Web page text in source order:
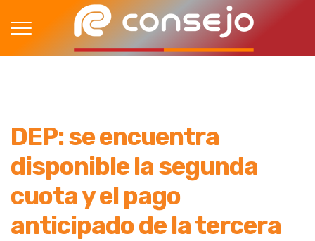
DEP: se encuentra
disponible la segunda
cuota y el pago
anticipado de la tercera